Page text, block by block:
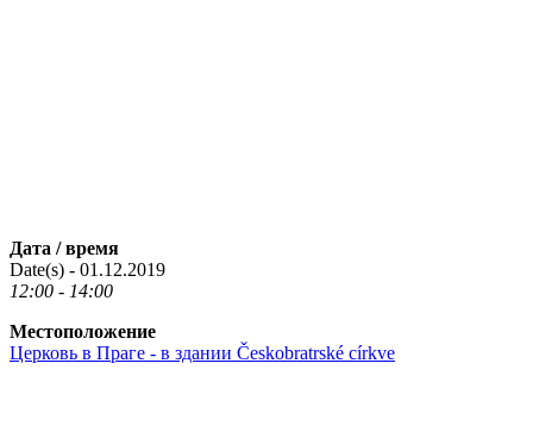
Дата / время
Date(s) - 01.12.2019
12:00 - 14:00
Местоположение
Церковь в Праге - в здании Českobratrské církve